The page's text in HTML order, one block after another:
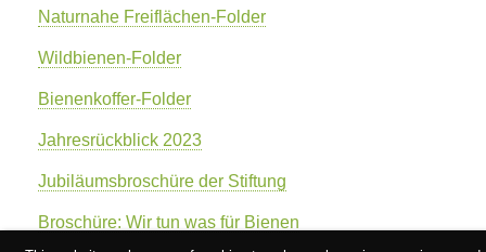
Naturnahe Freiflächen-Folder
Wildbienen-Folder
Bienenkoffer-Folder
Jahresrückblick 2023
Jubiläumsbroschüre der Stiftung
Broschüre: Wir tun was für Bienen